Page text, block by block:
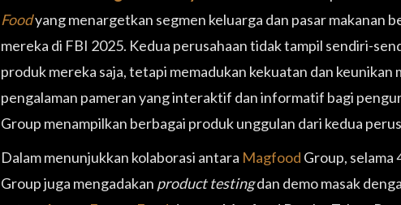
Foodyang menargetkan segmen keluarga dan pasar makanan
mereka di FBI 2025. Kedua perusahaan tidak tampil sendiri-
produk mereka saja, tetapi memadukan kekuatan dan
pengalaman pameran yang interaktif dan informatif bagi
Group menampilkan berbagai produk unggulan dari kedua
Dalam menunjukkan kolaborasi antara Magfood Group, selama
Group juga mengadakan product testingdan demo masak